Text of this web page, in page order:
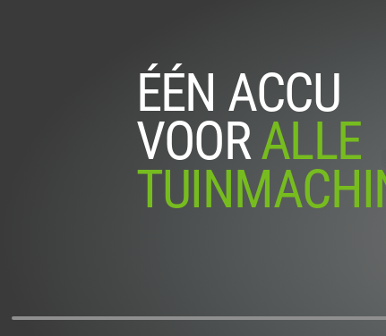
ÉÉN ACCU
VOORALLE